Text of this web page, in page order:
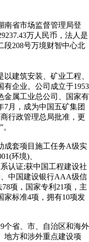
南省市场监督管理局登
万人民币，法人是
段208号万境财智中心北
建筑安装、矿业工程、
有企业。公司成立于1953
金属工业总公司、国家有
7月，成为中国五矿集团
行政管理总局批准，更
套项目施工任务A级实
环境)、
认证;获中国工程建设社
中国建设银行AAA级信
项，国家专利21项，主
家标准4项，拥有10项发
省、市、自治区和海外
地方和涉外重点建设项